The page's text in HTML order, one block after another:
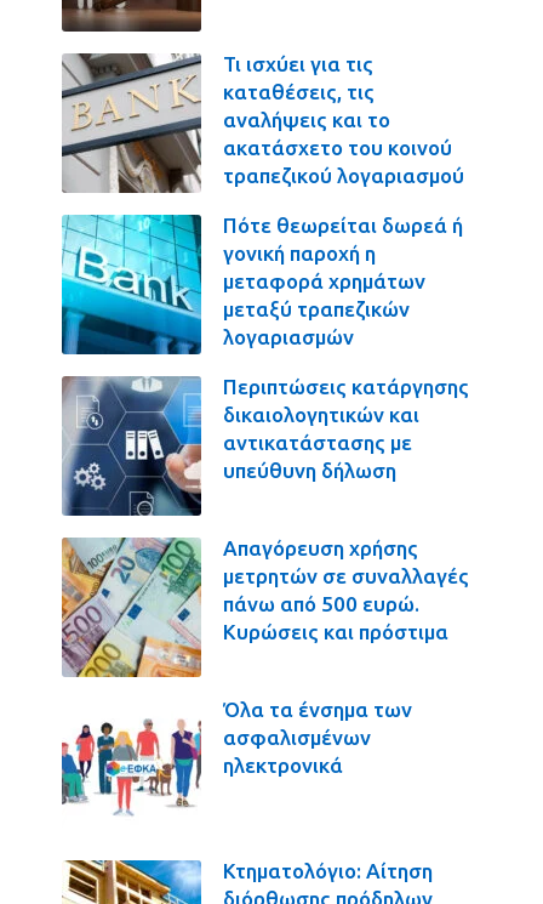
Τι ισχύει για τις
καταθέσεις, τις
αναλήψεις και το
ακατάσχετο του κοινού
τραπεζικού λογαριασμού
Πότε θεωρείται δωρεά ή
γονική παροχή η
μεταφορά χρημάτων
μεταξύ τραπεζικών
λογαριασμών
Περιπτώσεις κατάργησης
δικαιολογητικών και
αντικατάστασης με
υπεύθυνη δήλωση
Απαγόρευση χρήσης
μετρητών σε συναλλαγές
πάνω από 500 ευρώ.
Κυρώσεις και πρόστιμα
Όλα τα ένσημα των
ασφαλισμένων
ηλεκτρονικά
Κτηματολόγιο: Αίτηση
διόρθωσης πρόδηλων